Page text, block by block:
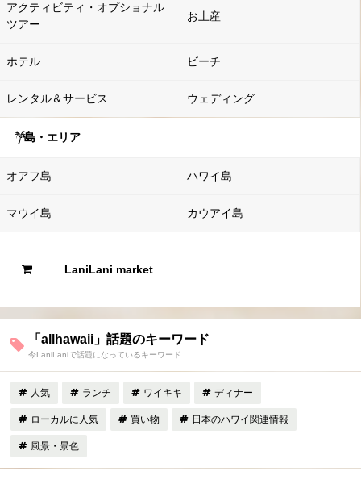
アクティビティ・オプショナル
ツアー
お土産
ホテル ビーチ
レンタル＆サービス ウェディング
島・エリア
オアフ島 ハワイ島
マウイ島 カウアイ島
LaniLani market
「allhawaii」話題のキーワード
今LaniLaniで話題になっているキーワード
人気 ランチ ワイキキ ディナー
ローカルに人気 買い物 日本のハワイ関連情報
風景・景色